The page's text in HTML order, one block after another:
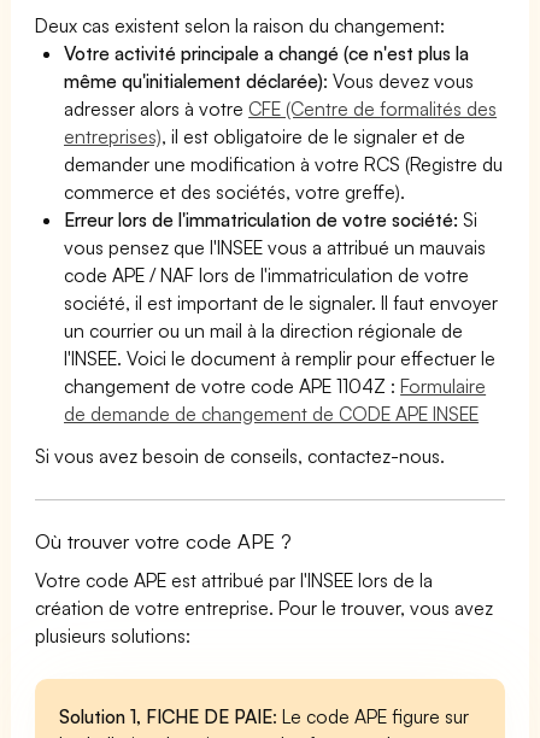
Deux cas existent selon la raison du changement:
Votre activité principale a changé (ce n'est plus la
même qu'initialement déclarée): Vous devez vous
adresser alors à votre CFE (Centre de formalités des
entreprises), il est obligatoire de le signaler et de
demander une modification à votre RCS (Registre du
commerce et des sociétés, votre greffe).
Erreur lors de l'immatriculation de votre société:Si
vous pensez que l'INSEE vous a attribué un mauvais
code APE / NAF lors de l'immatriculation de votre
société, il est important de le signaler. Il faut envoyer
un courrier ou un mail à la direction régionale de
l'INSEE. Voici le document à remplir pour effectuer le
changement de votre code APE 1104Z :Formulaire
de demande de changement de CODE APE INSEE
Si vous avez besoin de conseils, contactez-nous.
Où trouver votre code APE ?
Votre code APE est attribué par l'INSEE lors de la
création de votre entreprise. Pour le trouver, vous avez
plusieurs solutions:
Solution 1, FICHE DE PAIE: Le code APE figure sur